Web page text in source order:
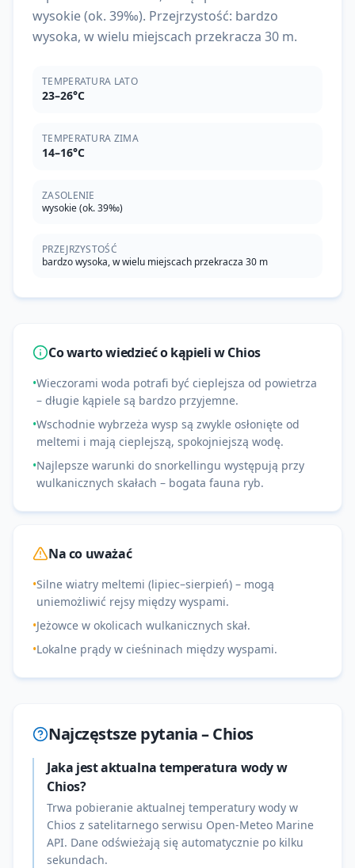
wysokie (ok. 39‰). Przejrzystość: bardzo
wysoka, w wielu miejscach przekracza 30 m.
TEMPERATURA LATO
23–26°C
TEMPERATURA ZIMA
14–16°C
ZASOLENIE
wysokie (ok. 39‰)
PRZEJRZYSTOŚĆ
bardzo wysoka, w wielu miejscach przekracza 30 m
Co warto wiedzieć o kąpieli wChios
•Wieczorami woda potrafi być cieplejsza od powietrza
– długie kąpiele są bardzo przyjemne.
•Wschodnie wybrzeża wysp są zwykle osłonięte od
meltemi i mają cieplejszą, spokojniejszą wodę.
•Najlepsze warunki do snorkellingu występują przy
wulkanicznych skałach – bogata fauna ryb.
Na co uważać
•Silne wiatry meltemi (lipiec–sierpień) – mogą
uniemożliwić rejsy między wyspami.
•Jeżowce w okolicach wulkanicznych skał.
•Lokalne prądy w cieśninach między wyspami.
Najczęstsze pytania –Chios
Jaka jest aktualna temperatura wody w
Chios?
Trwa pobieranie aktualnej temperatury wody w
Chios z satelitarnego serwisu Open-Meteo Marine
API. Dane odświeżają się automatycznie po kilku
sekundach.